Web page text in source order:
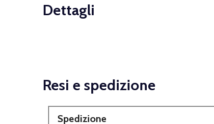
Dettagli
Resi e spedizione
Spedizione